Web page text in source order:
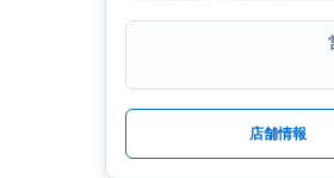
店舗情報